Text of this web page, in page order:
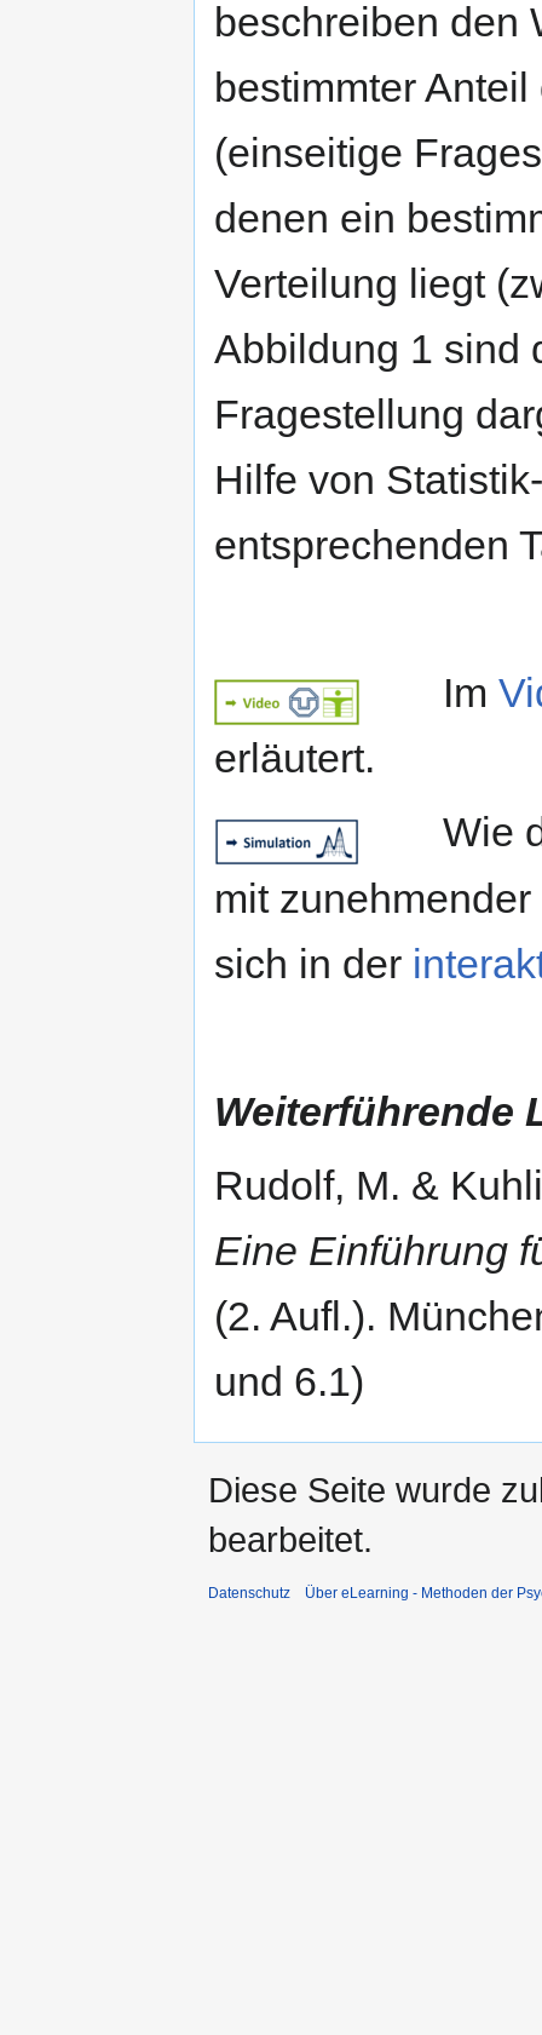
beschreiben den
bestimmter
(einseitige
denen ein
Verteilung liegt
Abbildung 1 sind
Fragestellung
Hilfe von
entsprechenden
Im
erläutert.
Wie
mit
sich in der
Weiterführende
Rudolf, M. &
Eine Einführung
(2. Aufl.).
und 6.1)
Diese Seite wurde
bearbeitet.
Datenschutz Über eLearning - Methoden der